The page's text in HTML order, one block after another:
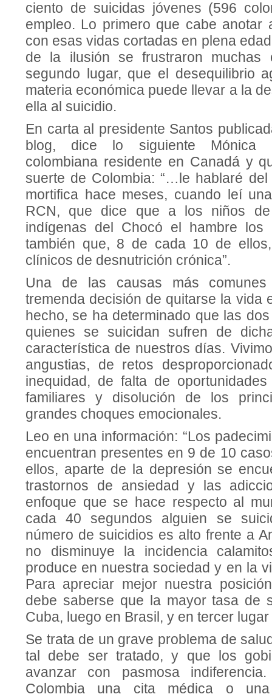
ciento de suicidas jóvenes (596
empleo. Lo primero que cabe anotar
con esas vidas cortadas en plena
de la ilusión se frustraron muchas
segundo lugar, que el desequilibrio
materia económica puede llevar a la
ella al suicidio.
En carta al presidente Santos
blog, dice lo siguiente Mónica
colombiana residente en Canadá y
suerte de Colombia: “…le hablaré
mortifica hace meses, cuando leí
RCN, que dice que a los niños de
indígenas del Chocó el hambre
también que, 8 de cada 10 de
clínicos de desnutrición crónica”.
Una de las causas más
tremenda decisión de quitarse la vida
hecho, se ha determinado que las
quienes se suicidan sufren de
característica de nuestros días.
angustias, de retos
inequidad, de falta de
familiares y disolución de los
grandes choques emocionales.
Leo en una información: “Los
encuentran presentes en 9 de 10
ellos, aparte de la depresión se
trastornos de ansiedad y las
enfoque que se hace respecto al
cada 40 segundos alguien se
número de suicidios es alto frente a
no disminuye la incidencia
produce en nuestra sociedad y en la
Para apreciar mejor nuestra
debe saberse que la mayor tasa de
Cuba, luego en Brasil, y en tercer
Se trata de un grave problema de
tal debe ser tratado, y que los
avanzar con pasmosa
Colombia una cita médica o